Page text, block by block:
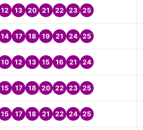
12 13 20 21 22 23 25
14 17 18 19 21 24 25
10 12 13 15 16 21 24
15 17 18 20 22 23 25
15 17 18 21 22 24 25